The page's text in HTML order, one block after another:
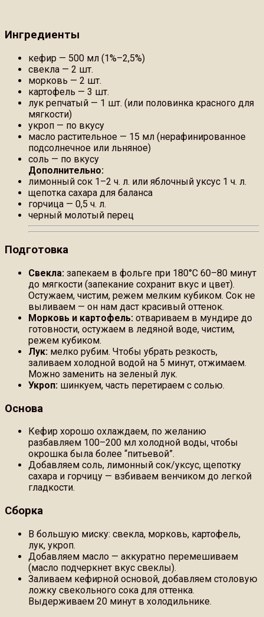
Ингредиенты
кефир — 500 мл (1%–2,5%)
свекла — 2 шт.
морковь — 2 шт.
картофель — 3 шт.
лук репчатый — 1 шт. (или половинка красного для
мягкости)
укроп — по вкусу
масло растительное — 15 мл (нерафинированное
подсолнечное или льняное)
соль — по вкусу
Дополнительно:
лимонный сок 1–2 ч. л. или яблочный уксус 1 ч. л.
щепотка сахара для баланса
горчица — 0,5 ч. л.
черный молотый перец
Подготовка
Свекла: запекаем в фольге при 180°C 60–80 минут
до мягкости (запекание сохранит вкус и цвет).
Остужаем, чистим, режем мелким кубиком. Сок не
выливаем — он нам даст красивый оттенок.
Морковь и картофель: отвариваем в мундире до
готовности, остужаем в ледяной воде, чистим,
режем кубиком.
Лук: мелко рубим. Чтобы убрать резкость,
заливаем холодной водой на 5 минут, отжимаем.
Можно заменить на зеленый лук.
Укроп: шинкуем, часть перетираем с солью.
Основа
Кефир хорошо охлаждаем, по желанию
разбавляем 100–200 мл холодной воды, чтобы
окрошка была более “питьевой”.
Добавляем соль, лимонный сок/уксус, щепотку
сахара и горчицу — взбиваем венчиком до легкой
гладкости.
Сборка
В большую миску: свекла, морковь, картофель,
лук, укроп.
Добавляем масло — аккуратно перемешиваем
(масло подчеркнет вкус свеклы).
Заливаем кефирной основой, добавляем столовую
ложку свекольного сока для оттенка.
Выдерживаем 20 минут в холодильнике.